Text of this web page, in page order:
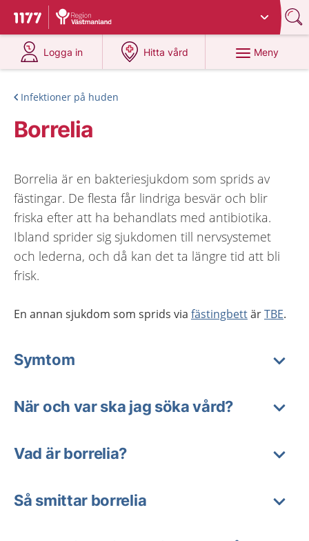
Till startsidan för 1177
Du har valt region
Logga in
på 1177.se
Hitta vård
på 1177.se
Meny
Infektioner på huden
Borrelia
Borrelia är en bakteriesjukdom som sprids av
fästingar. De flesta får lindriga besvär och blir
friska efter att ha behandlats med antibiotika.
Ibland sprider sig sjukdomen till nervsystemet
och lederna, och då kan det ta längre tid att bli
frisk.
En annan sjukdom som sprids via fästingbettärTBE.
Symtom
När och var ska jag söka vård?
Vad är borrelia?
Så smittar borrelia